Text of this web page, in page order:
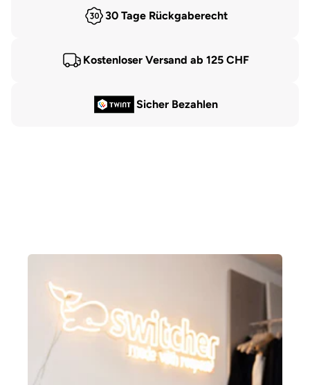
30 Tage Rückgaberecht
Kostenloser Versand ab 125 CHF
Sicher Bezahlen